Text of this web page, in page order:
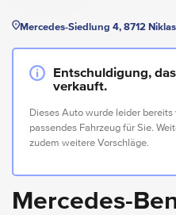
Mercedes-Siedlung 4, 8712
Entschuldigung,
verkauft.
Dieses Auto wurde leider
passendes Fahrzeug für Sie.
zudem weitere Vorschläge.
Mercedes-